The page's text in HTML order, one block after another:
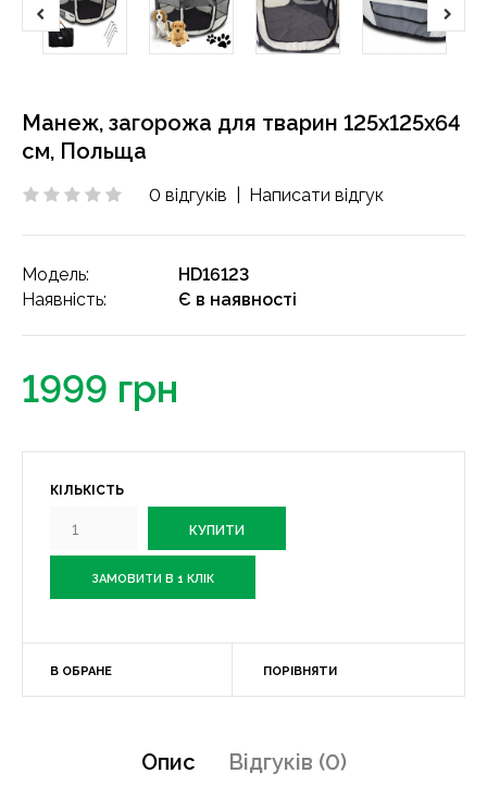
Манеж, загорожа для тварин 125х125х64
см, Польща
0 відгуків Написати відгук
Модель:
HD16123
Наявність:
Є в наявності
1999 грн
КІЛЬКІСТЬ
ЗАМОВИТИ В 1 КЛІК
В ОБРАНЕ ПОРІВНЯТИ
Опис Відгуків (0)